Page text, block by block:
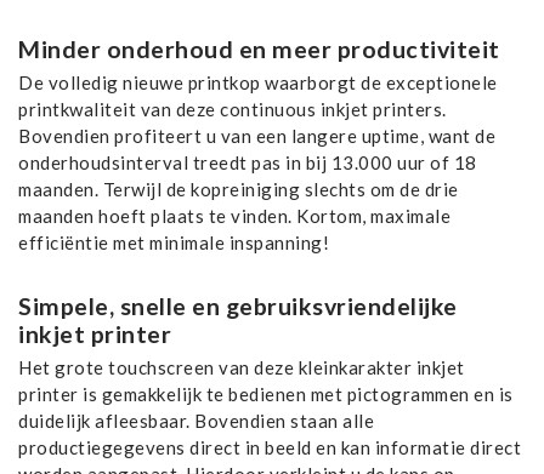
Minder onderhoud en meer productiviteit
De volledig nieuwe printkop waarborgt de exceptionele
printkwaliteit van deze continuous inkjet printers.
Bovendien profiteert u van een langere uptime, want de
onderhoudsinterval treedt pas in bij 13.000 uur of 18
maanden. Terwijl de kopreiniging slechts om de drie
maanden hoeft plaats te vinden. Kortom, maximale
efficiëntie met minimale inspanning!
Simpele, snelle en gebruiksvriendelijke
inkjet printer
Het grote touchscreen van deze kleinkarakter inkjet
printer is gemakkelijk te bedienen met pictogrammen en is
duidelijk afleesbaar. Bovendien staan alle
productiegegevens direct in beeld en kan informatie direct